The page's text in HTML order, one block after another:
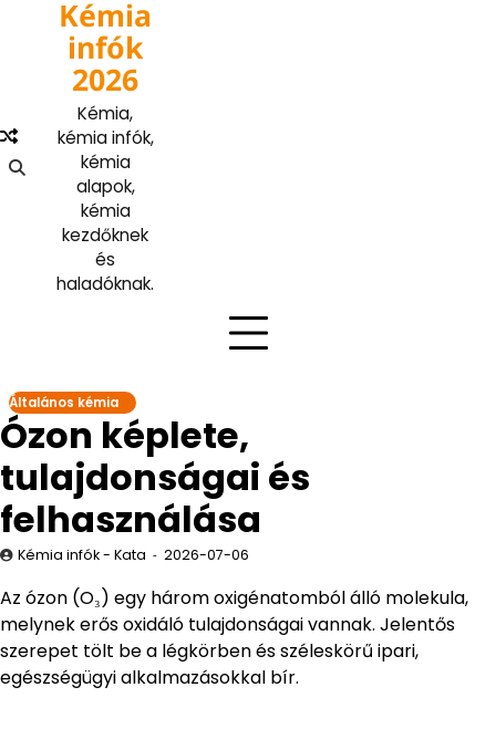
Kémia
infók
2026
Kémia,
kémia infók,
kémia
alapok,
kémia
kezdőknek
és
haladóknak.
Általános kémia
Ózon képlete,
tulajdonságai és
felhasználása
Kémia infók - Kata 2026-07-06
Az ózon (O₃) egy három oxigénatomból álló molekula,
melynek erős oxidáló tulajdonságai vannak. Jelentős
szerepet tölt be a légkörben és széleskörű ipari,
egészségügyi alkalmazásokkal bír.